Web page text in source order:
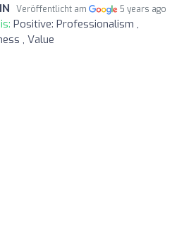
Veröffentlicht am 5 years ago
Positive: Professionalism ,
, Value